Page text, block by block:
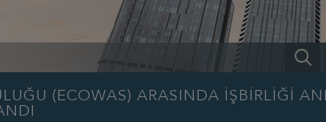
(ECOWAS) ARASINDA İŞBİRLİĞİ